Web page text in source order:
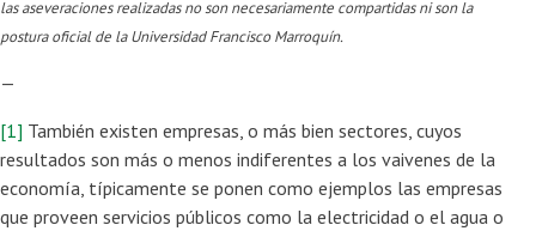
las aseveraciones realizadas no son necesariamente compartidas ni son la
postura oficial de la Universidad Francisco Marroquín.
—
[1] También existen empresas, o más bien sectores, cuyos
resultados son más o menos indiferentes a los vaivenes de la
economía, típicamente se ponen como ejemplos las empresas
que proveen servicios públicos como la electricidad o el agua o